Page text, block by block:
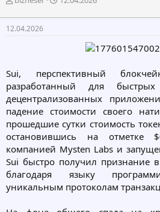
т
о
м
ы
т
а
л
а
12.04.2026
Sui, перспективный
разработанный для
децентрализованных
падение стоимости своего
прошедшие сутки стоимость
остановившись на отметке
компанией Mysten Labs и
Sui быстро получил признание в
благодаря языку
уникальным протоколам